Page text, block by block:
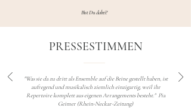
Bist Du dabei?
PRESSESTIMMEN
"Was sie da zu dritt als Ensemble auf die Beine gestellt haben, ist
aufregend und musikalisch ziemlich einzigartig, weil ihr
Repertoire komplett aus eigenen Arrangements besteht." Pia
Geimer (Rhein-Neckar-Zeitung)